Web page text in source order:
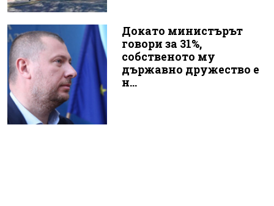
Докато министърът
говори за 31%,
собственото му
държавно дружество е
н...